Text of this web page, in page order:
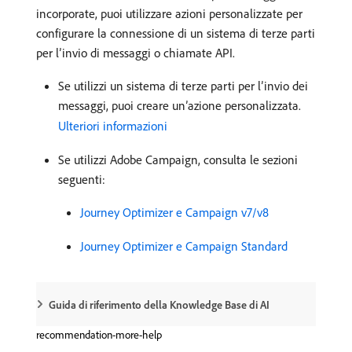
incorporate, puoi utilizzare azioni personalizzate per
configurare la connessione di un sistema di terze parti
per l’invio di messaggi o chiamate API.
Se utilizzi un sistema di terze parti per l’invio dei
messaggi, puoi creare un’azione personalizzata.
Ulteriori informazioni
Se utilizzi Adobe Campaign, consulta le sezioni
seguenti:
Journey Optimizer e Campaign v7/v8
Journey Optimizer e Campaign Standard
Guida di riferimento della Knowledge Base di AI
recommendation-more-help